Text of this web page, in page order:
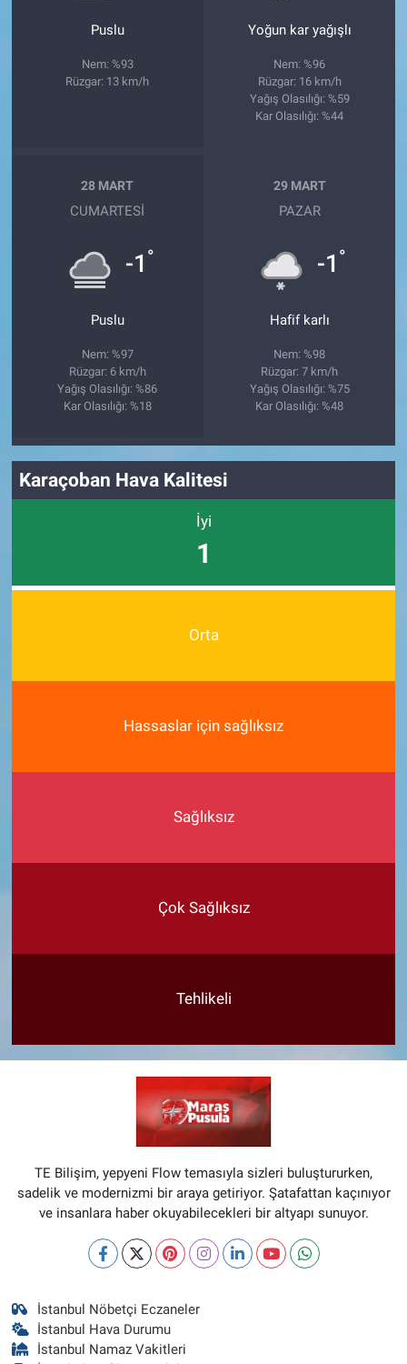
Puslu
Nem: %93
Rüzgar: 13 km/h
Yoğun kar yağışlı
Nem: %96
Rüzgar: 16 km/h
Yağış Olasılığı: %59
Kar Olasılığı: %44
28 MART
CUMARTESI
-1 °
Puslu
Nem: %97
Rüzgar: 6 km/h
Yağış Olasılığı: %86
Kar Olasılığı: %18
29 MART
PAZAR
-1 °
Hafif karlı
Nem: %98
Rüzgar: 7 km/h
Yağış Olasılığı: %75
Kar Olasılığı: %48
Karaçoban Hava Kalitesi
İyi
1
Orta
Hassaslar için sağlıksız
Sağlıksız
Çok Sağlıksız
Tehlikeli
TE Bilişim, yepyeni Flow temasıyla sizleri buluştururken,
sadelik ve modernizmi bir araya getiriyor. Şatafattan kaçınıyor
ve insanlara haber okuyabilecekleri bir altyapı sunuyor.
İstanbul Nöbetçi Eczaneler
İstanbul Hava Durumu
İstanbul Namaz Vakitleri